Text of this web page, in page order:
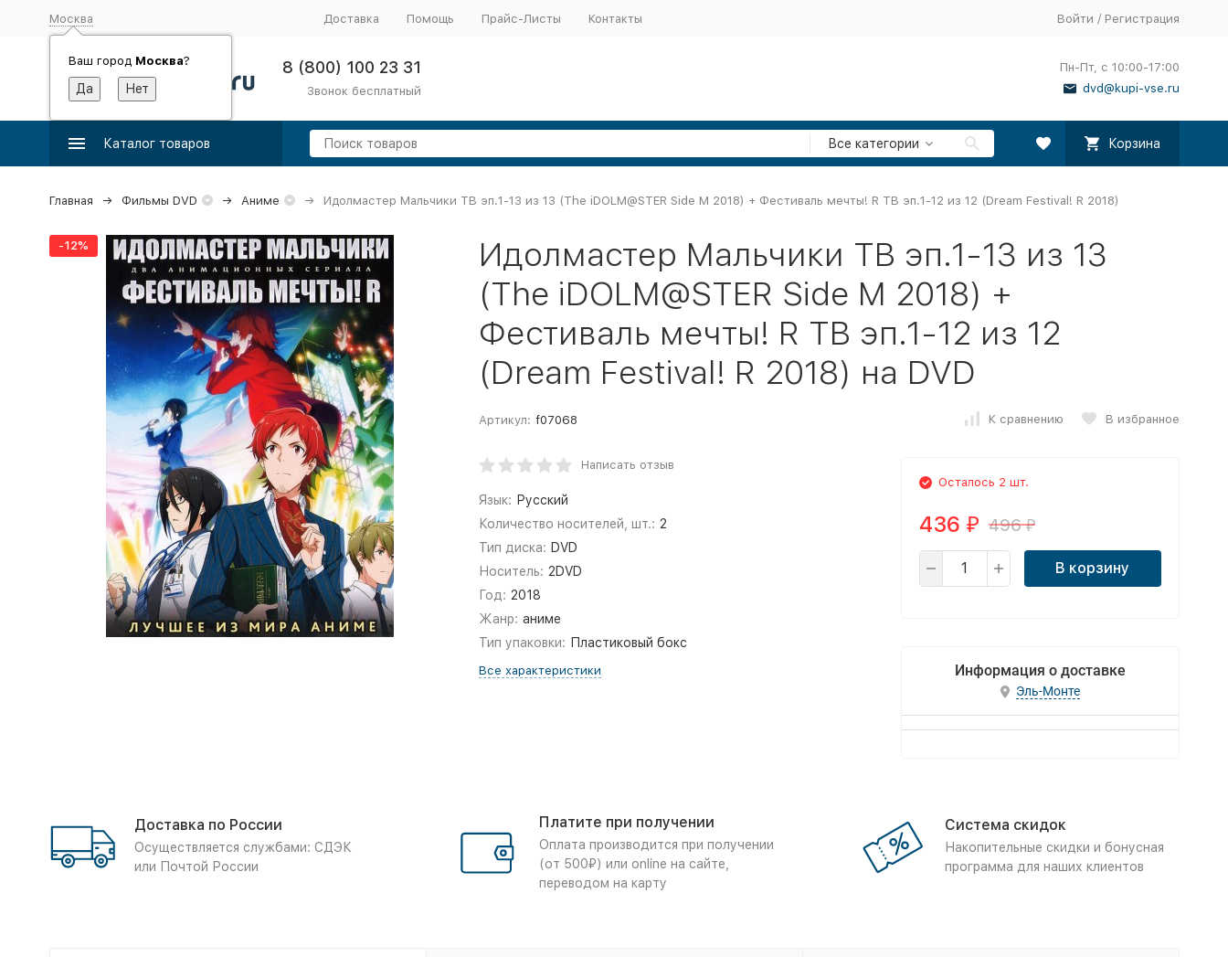
Москва
Ваш город Москва?
Доставка Помощь Прайс-Листы Контакты Войти / Регистрация
8 (800) 100 23 31
Звонок бесплатный
Пн-Пт, с 10:00-17:00
dvd@kupi-vse.ru
Каталог товаров Все категории Корзина
Главная Фильмы DVD Аниме Идолмастер Мальчики ТВ эп.1-13 из 13 (The iDOLM@STER Side M 2018) + Фестиваль мечты! R ТВ эп.1-12 из 12 (Dream Festival! R 2018)
-12%
Идолмастер Мальчики ТВ эп.1-13 из 13
(The iDOLM@STER Side M 2018) +
Фестиваль мечты! R ТВ эп.1-12 из 12
(Dream Festival! R 2018) на DVD
Артикул: f07068 К сравнению В избранное
Написать отзыв
Язык: Русский
Количество носителей, шт.: 2
Тип диска: DVD
Носитель: 2DVD
Год: 2018
Жанр: аниме
Тип упаковки: Пластиковый бокс
Все характеристики
Осталось 2 шт.
436 ₽ 496₽
В корзину
Информация о доставке
Эль-Монте
Доставка по России
Осуществляется службами: СДЭК
или Почтой России
Платите при получении
Оплата производится при получении
(от 500₽) или online на сайте,
переводом на карту
Система скидок
Накопительные скидки и бонусная
программа для наших клиентов